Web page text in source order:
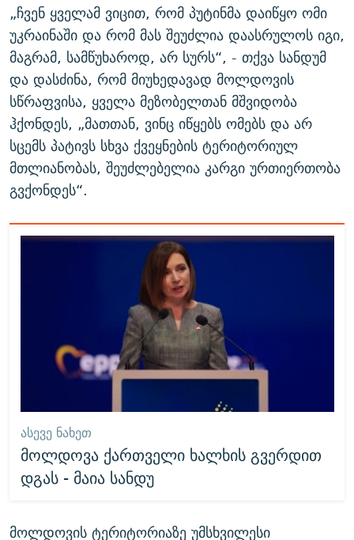
„ჩვენ ყველამ ვიცით, რომ პუტინმა დაიწყო ომი
უკრაინაში და რომ მას შეუძლია დაასრულოს იგი,
მაგრამ, სამწუხაროდ, არ სურს“, - თქვა სანდუმ
და დასძინა, რომ მიუხედავად მოლდოვის
სწრაფვისა, ყველა მეზობელთან მშვიდობა
ჰქონდეს, „მათთან, ვინც იწყებს ომებს და არ
სცემს პატივს სხვა ქვეყნების ტერიტორიულ
მთლიანობას, შეუძლებელია კარგი ურთიერთობა
გვქონდეს“.
ᲐᲡᲔᲕᲔ ᲜᲐᲮᲔᲗ
მოლდოვა ქართველი ხალხის გვერდით
დგას - მაია სანდუ
მოლდოვის ტერიტორიაზე უმსხვილესი